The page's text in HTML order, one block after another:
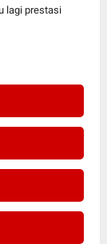
lagi prestasi